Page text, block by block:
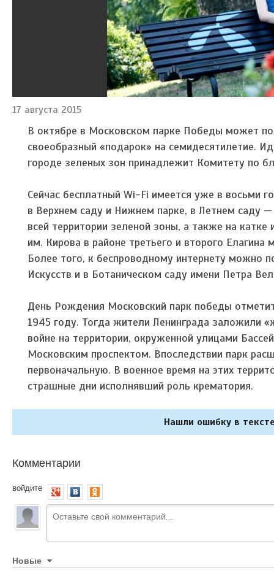
17 августа 2015
В октябре в Московском парке Победы может
своеобразный «подарок» на семидесятилетие.
городе зеленых зон принадлежит Комитету по
Сейчас бесплатный Wi-Fi имеется уже в восьми
в Верхнем саду и Нижнем парке, в Летнем саду
всей территории зеленой зоны, а также на
им. Кирова в районе третьего и второго
Более того, к беспроводному интернету можно
Искусств и в Ботаническом саду имени Петра
День Рождения Московский парк победы
1945 году. Тогда жители Ленинграда заложили
войне на территории, окруженной улицами
Московским проспектом. Впоследствии парк
первоначальную. В военное время на этих
страшные дни исполнявший роль крематория.
Нашли ошибку в
Комментарии
войдите
Новые